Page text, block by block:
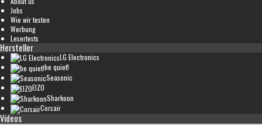
Jobs
Wie wir testen
Werbung
Lesertests
Hersteller
LG Electronics
be quiet!
Seasonic
EIZO
Sharkoon
Corsair
Videos